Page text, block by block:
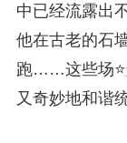
中已经流露出
他在古老的石
跑……这些场⭐
又奇妙地和谐